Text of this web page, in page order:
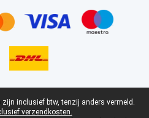
zijn inclusief btw, tenzij anders vermeld.
verzendkosten.